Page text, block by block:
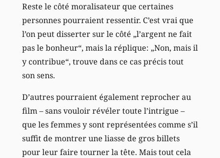
Reste le côté moralisateur que certaines
personnes pourraient ressentir. C’est vrai que
l’on peut disserter sur le côté „l’argent ne fait
pas le bonheur“, mais la réplique: „Non, mais il
y contribue“, trouve dans ce cas précis tout
son sens.
D’autres pourraient également reprocher au
film – sans vouloir révéler toute l’intrigue –
que les femmes y sont représentées comme s’il
suffit de montrer une liasse de gros billets
pour leur faire tourner la tête. Mais tout cela